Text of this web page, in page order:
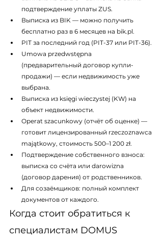
подтверждение уплаты ZUS.
Выписка из BIK — можно получить
бесплатно раз в 6 месяцев на bik.pl.
PIT за последний год (PIT-37 или PIT-36).
Umowa przedwstępna
(предварительный договор купли-
продажи) — если недвижимость уже
выбрана.
Выписка из księgi wieczystej (KW) на
объект недвижимости.
Operat szacunkowy (отчёт об оценке) —
готовит лицензированный rzeczoznawca
majątkowy, стоимость 500–1 200 zł.
Подтверждение собственного взноса:
выписка со счёта или darowizna
(договор дарения) от родственников.
Для созаёмщиков: полный комплект
документов от каждого.
Когда стоит обратиться к
специалистам DOMUS